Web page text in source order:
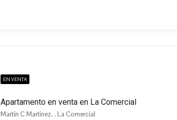
EN VENTA
Apartamento en venta en La Comercial
Martín C Martinez, , La Comercial